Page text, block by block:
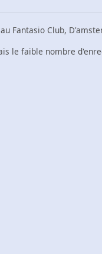
Fantasio Club,
le faible nombre